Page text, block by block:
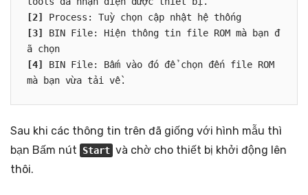
[2]
[3]
BIN File: Hiện thông tin file ROM mà bạn đ
[4]
BIN File: Bấm vào đó để chọn đến file ROM
mà bạn vừa tải về.
Sau khi các thông tin trên đã giống với hình mẫu thì
bạn Bấm nút
Start và chờ cho thiết bị khởi động lên
thôi.